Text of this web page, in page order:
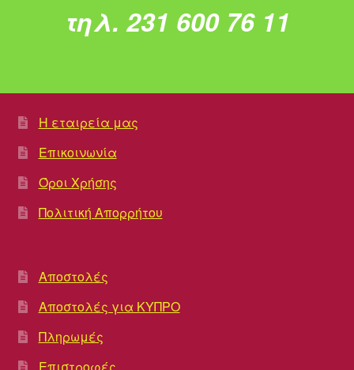
τηλ. 231 600 76 11
Η εταιρεία μας
Επικοινωνία
Όροι Χρήσης
Πολιτική Απορρήτου
Αποστολές
Αποστολές για ΚΥΠΡΟ
Πληρωμές